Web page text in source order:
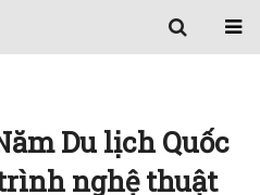
Du lịch Quốc
nghệ thuật